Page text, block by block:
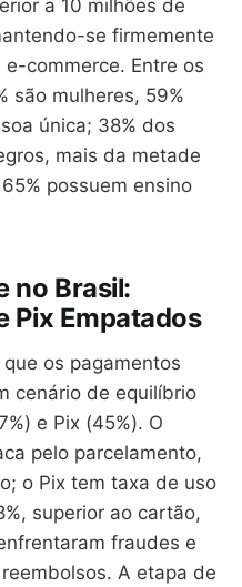
a 10 milhões de
se firmemente
commerce. Entre os
são mulheres, 59%
única; 38% dos
mais da metade
possuem ensino
no Brasil:
Pix Empatados
os pagamentos
cenário de equilíbrio
e Pix (45%). O
pelo parcelamento,
o Pix tem taxa de uso
superior ao cartão,
fraudes e
A etapa de